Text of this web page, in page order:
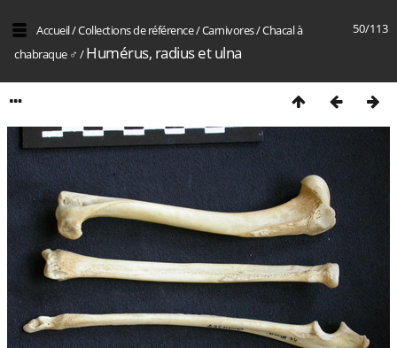
50/113
Accueil/Collections de référence/Carnivores/Chacal à
chabraque ♂ /Humérus, radius et ulna